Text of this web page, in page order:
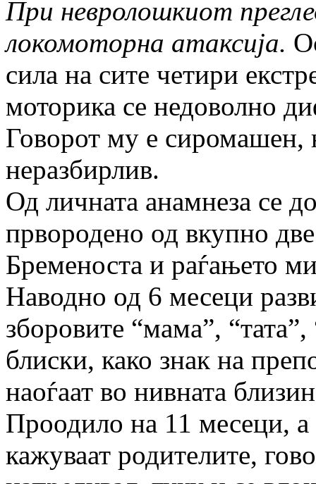
При невролошкиот
локомоторна атаксија.
сила на сите четири
моторика се недоволно
Говорот му е сиромашен,
неразбирлив.
Од личната анамнеза се
првородено од вкупно
Бременоста и раѓањето
Наводно од 6 месеци
зборовите “мама”,
блиски, како знак на
наоѓаат во нивната
Проодило на 11 месеци,
кажуваат родителите,